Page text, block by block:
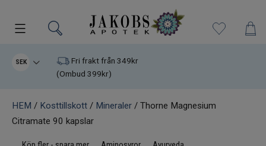
Kampanjer
Varumärken
SEK
Fri frakt från 349kr
(Ombud 399kr)
HEM / Kosttillskott / Mineraler / Thorne Magnesium
Citramate 90 kapslar